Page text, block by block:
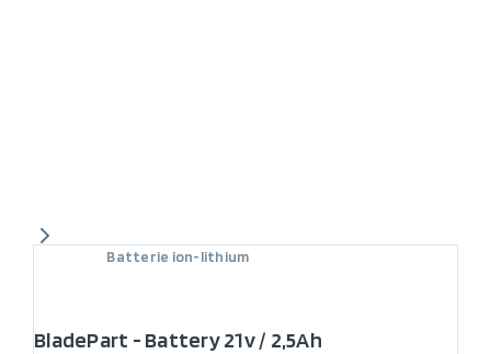
Batterie ion-lithium
BladePart - Battery 21v / 2,5Ah